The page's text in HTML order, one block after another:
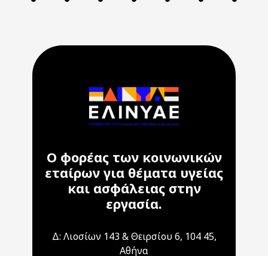
Ο φορέας των κοινωνικών
εταίρων για θέματα υγείας
και ασφάλειας στην
εργασία.
Δ: Λιοσίων 143 & Θειρσίου 6, 104 45,
Αθήνα